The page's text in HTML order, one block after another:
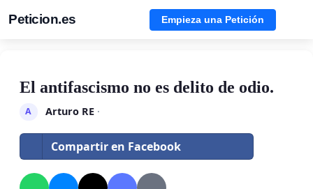
Peticion.es Empieza una Petición
El antifascismo no es delito de odio.
A Arturo RE·
Compartir en Facebook